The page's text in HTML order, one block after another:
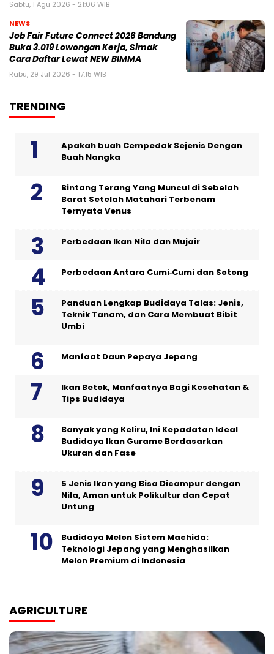
Sabtu, 1 Agu 2026 - 21:06 WIB
NEWS
Job Fair Future Connect 2026 Bandung
Buka 3.019 Lowongan Kerja, Simak
Cara Daftar Lewat NEW BIMMA
Rabu, 29 Jul 2026 - 17:15 WIB
TRENDING
Apakah buah Cempedak Sejenis Dengan
Buah Nangka
Bintang Terang Yang Muncul di Sebelah
Barat Setelah Matahari Terbenam
Ternyata Venus
Perbedaan Ikan Nila dan Mujair
Perbedaan Antara Cumi‑Cumi dan Sotong
Panduan Lengkap Budidaya Talas: Jenis,
Teknik Tanam, dan Cara Membuat Bibit
Umbi
Manfaat Daun Pepaya Jepang
Ikan Betok, Manfaatnya Bagi Kesehatan &
Tips Budidaya
Banyak yang Keliru, Ini Kepadatan Ideal
Budidaya Ikan Gurame Berdasarkan
Ukuran dan Fase
5 Jenis Ikan yang Bisa Dicampur dengan
Nila, Aman untuk Polikultur dan Cepat
Untung
Budidaya Melon Sistem Machida:
Teknologi Jepang yang Menghasilkan
Melon Premium di Indonesia
AGRICULTURE